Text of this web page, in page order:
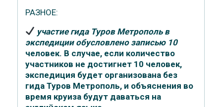
РАЗНОЕ:
участие гида Туров Метрополь в
экспедиции обусловлено записью 10
человек. В случае, если количество
участников не достигнет 10 человек,
экспедиция будет организована без
гида Туров Метрополь, и объяснения во
время круиза будут даваться на